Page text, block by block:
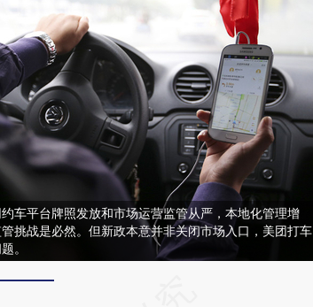
车平台牌照发放和市场运营监管从严，本地化管理增
挑战是必然。但新政本意并非关闭市场入口，美团打车
。